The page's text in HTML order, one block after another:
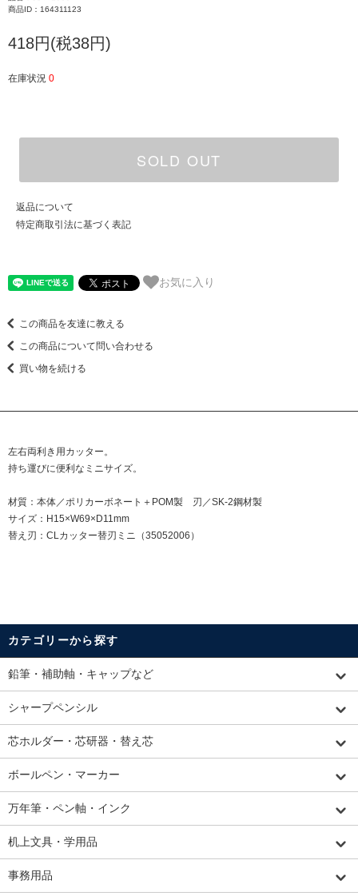
商品ID：164311123
418円(税38円)
在庫状況 0
SOLD OUT
返品について
特定商取引法に基づく表記
お気に入り
この商品を友達に教える
この商品について問い合わせる
買い物を続ける
左右両利き用カッター。
持ち運びに便利なミニサイズ。
材質：本体／ポリカーボネート＋POM製 刃／SK-2鋼材製
サイズ：H15×W69×D11mm
替え刃：CLカッター替刃ミニ（35052006）
カテゴリーから探す
鉛筆・補助軸・キャップなど
シャープペンシル
芯ホルダー・芯研器・替え芯
ボールペン・マーカー
万年筆・ペン軸・インク
机上文具・学用品
事務用品